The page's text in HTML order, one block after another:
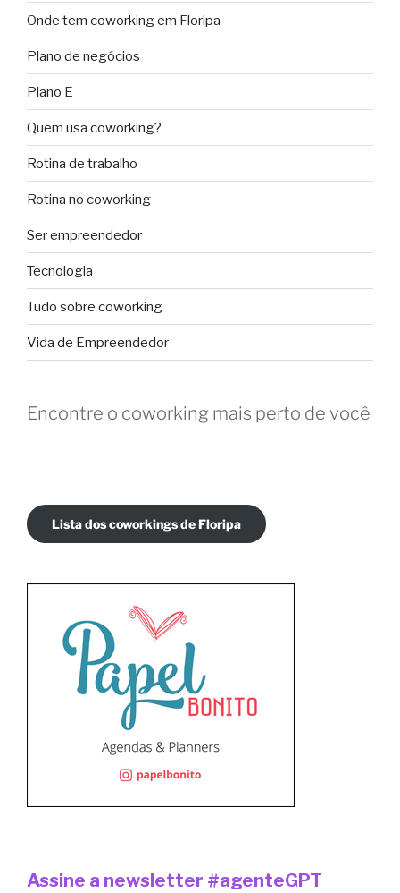
Onde tem coworking em Floripa
Plano de negócios
Plano E
Quem usa coworking?
Rotina de trabalho
Rotina no coworking
Ser empreendedor
Tecnologia
Tudo sobre coworking
Vida de Empreendedor
Encontre o coworking mais perto de você
Lista dos coworkings de Floripa
Assine a newsletter #agenteGPT